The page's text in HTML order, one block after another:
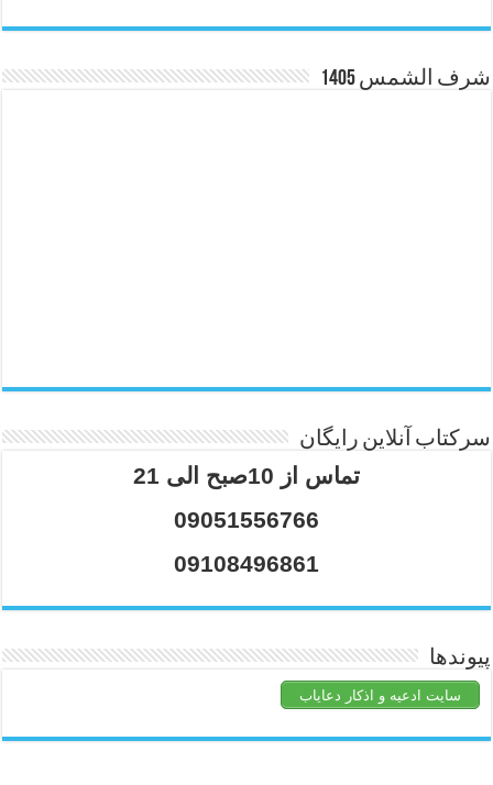
شرف الشمس 1405
سرکتاب آنلاین رایگان
تماس از 10صبح الی 21
09051556766
09108496861
پیوندها
سایت ادعیه و اذکار دعایاب